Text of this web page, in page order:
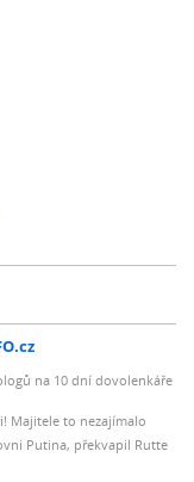
na 10 dní dovolenkáře
Majitele to nezajímalo
Putina, překvapil Rutte